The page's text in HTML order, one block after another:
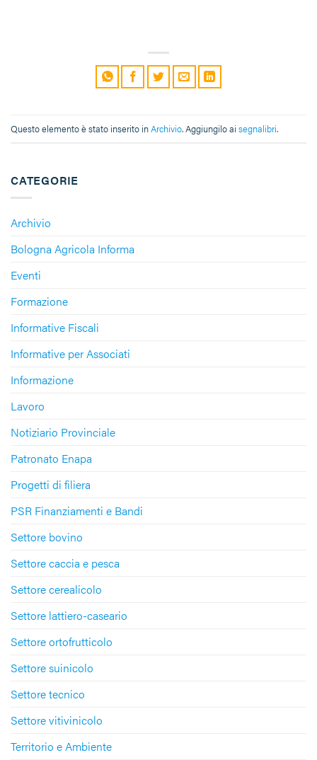
CATEGORIE
Archivio
Bologna Agricola Informa
Eventi
Formazione
Informative Fiscali
Informative per Associati
Informazione
Lavoro
Notiziario Provinciale
Patronato Enapa
Progetti di filiera
PSR Finanziamenti e Bandi
Settore bovino
Settore caccia e pesca
Settore cerealicolo
Settore lattiero-caseario
Settore ortofrutticolo
Settore suinicolo
Settore tecnico
Settore vitivinicolo
Territorio e Ambiente
Questo elemento è stato inserito inArchivio. Aggiungilo ai segnalibri.